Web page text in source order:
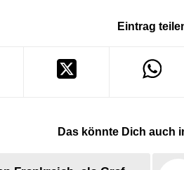
Eintrag
Das könnte Dich auch